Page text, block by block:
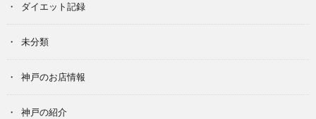
ダイエット記録
未分類
神戸のお店情報
神戸の紹介